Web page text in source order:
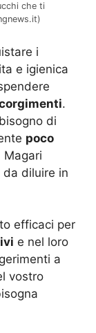
che ti
i
e igienica
.
di
poco
Magari
diluire in
efficaci per
e nel loro
a
vostro